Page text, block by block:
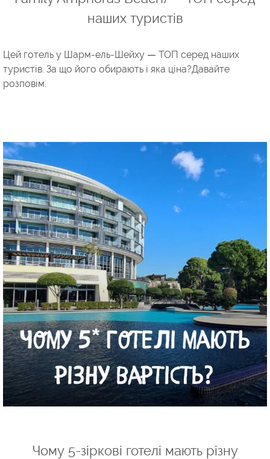
наших туристів
Цей готель у Шарм-ель-Шейху — ТОП серед наших
туристів. За що його обирають і яка ціна?Давайте
розповім.
Чому 5-зіркові готелі мають різну